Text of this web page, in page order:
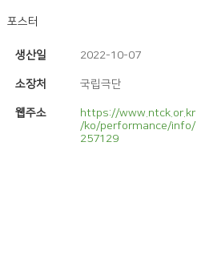
포스터
생산일 2022-10-07
소장처 국립극단
웹주소
https://www.ntck.or.kr
/ko/performance/info/
257129